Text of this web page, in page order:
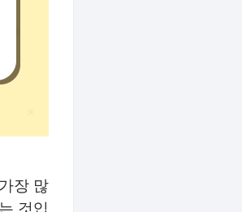
장 많
것입